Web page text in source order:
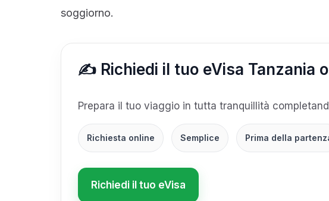
soggiorno.
✍️ Richiedi il tuo eVisa Tanzania
Prepara il tuo viaggio in tutta tranquillità
Richiesta online Semplice Prima della
Richiedi il tuo eVisa